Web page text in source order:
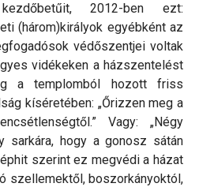
2012-ben ezt:
(három)királyok egyébként az
védőszentjei voltak
vidékeken a házszentelést
a templomból hozott friss
kíséretében: „Őrizzen meg a
Vagy: „Négy
sarkára, hogy a gonosz sátán
szerint ez megvédi a házat
szellemektől, boszorkányoktól,